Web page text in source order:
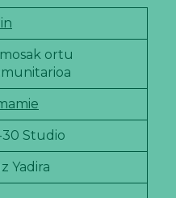
ortu
30 Studio
Yadira